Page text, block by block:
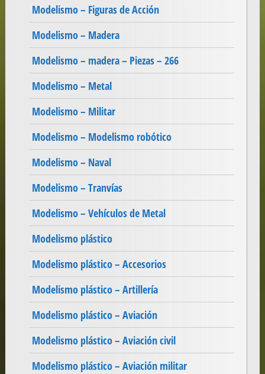
Modelismo – Figuras de Acción
Modelismo – Madera
Modelismo – madera – Piezas – 266
Modelismo – Metal
Modelismo – Militar
Modelismo – Modelismo robótico
Modelismo – Naval
Modelismo – Tranvías
Modelismo – Vehículos de Metal
Modelismo plástico
Modelismo plástico – Accesorios
Modelismo plástico – Artillería
Modelismo plástico – Aviación
Modelismo plástico – Aviación civil
Modelismo plástico – Aviación militar